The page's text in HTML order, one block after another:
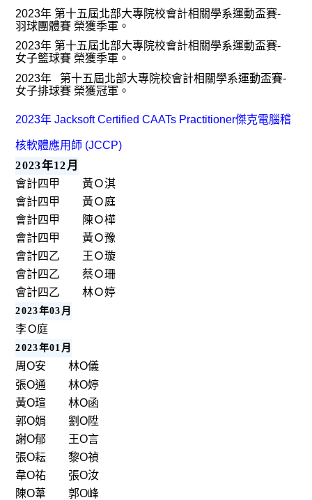
2023年 第十五屆北部大專院校會計相關學系運動盃賽-
羽球團體賽 榮獲季軍。
2023年 第十五屆北部大專院校會計相關學系運動盃賽-
女子籃球賽 榮獲季軍。
2023年 第十五屆北部大專院校會計相關學系運動盃賽-
女子排球賽 榮獲冠軍。
2023年Jacksoft Certified CAATs Practitioner傑克電腦稽
核軟體應用師 (JCCP)
2023年12月
會計四甲
黃Ｏ淇
會計四甲
黃Ｏ庭
會計四甲
陳Ｏ樺
會計四甲
黃Ｏ豫
會計四乙
王Ｏ璇
會計四乙
蔡Ｏ珊
會計四乙
林Ｏ婷
2023年03月
李O庭
2023年01月
周O安
林O儀
張O通
林O婷
黃O瑄
林O函
郭O娟
劉O陞
謝O郁
王O言
張O耘
黎O禎
韋O祐
張O汝
陳O葦
郭O峰